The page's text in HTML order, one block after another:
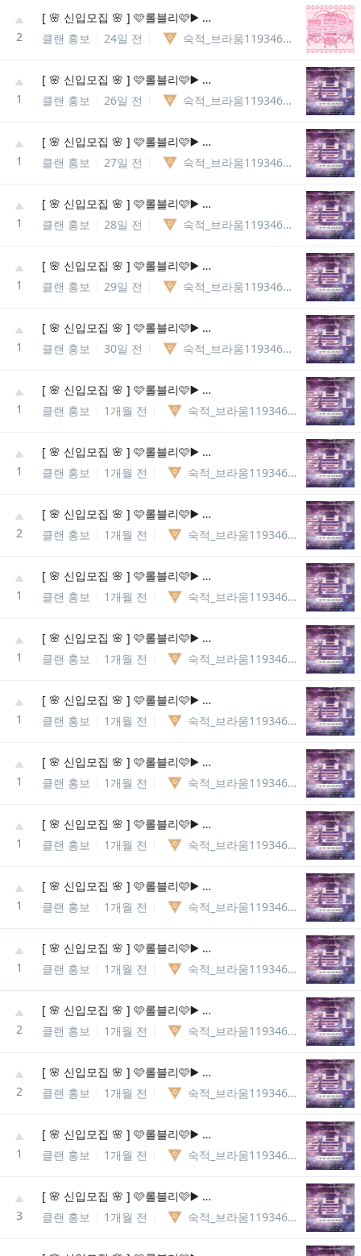
2
[ 🌸 신입모집 🌸 ] 🩷롤블리🩷▶️ 롤메인성인종합게임방◀️ 🌸 다양한 동아리 개설 🌸
클랜 홍보
24일 전 숙적_브라움11934609425910
1
[ 🌸 신입모집 🌸 ] 🩷롤블리🩷▶️ 롤메인성인종합게임방◀️ 🌸 다양한 동아리 개설 🌸
클랜 홍보
26일 전 숙적_브라움11934609425910
1
[ 🌸 신입모집 🌸 ] 🩷롤블리🩷▶️ 롤메인성인종합게임방◀️ 🌸 다양한 동아리 개설 🌸
클랜 홍보
27일 전 숙적_브라움11934609425910
1
[ 🌸 신입모집 🌸 ] 🩷롤블리🩷▶️ 롤메인성인종합게임방◀️ 🌸 다양한 동아리 개설 🌸
클랜 홍보
28일 전 숙적_브라움11934609425910
1
[ 🌸 신입모집 🌸 ] 🩷롤블리🩷▶️ 롤메인성인종합게임방◀️ 🌸 다양한 동아리 개설 🌸
클랜 홍보
29일 전 숙적_브라움11934609425910
1
[ 🌸 신입모집 🌸 ] 🩷롤블리🩷▶️ 롤메인성인종합게임방◀️ 🌸 다양한 동아리 개설 🌸
클랜 홍보
30일 전 숙적_브라움11934609425910
1
[ 🌸 신입모집 🌸 ] 🩷롤블리🩷▶️ 롤메인성인종합게임방◀️ 🌸 다양한 동아리 개설 🌸
클랜 홍보
1개월 전 숙적_브라움11934609425910
1
[ 🌸 신입모집 🌸 ] 🩷롤블리🩷▶️ 롤메인성인종합게임방◀️ 🌸 다양한 동아리 개설 🌸
클랜 홍보
1개월 전 숙적_브라움11934609425910
2
[ 🌸 신입모집 🌸 ] 🩷롤블리🩷▶️ 롤메인성인종합게임방◀️ 🌸 다양한 동아리 개설 🌸
클랜 홍보
1개월 전 숙적_브라움11934609425910
1
[ 🌸 신입모집 🌸 ] 🩷롤블리🩷▶️ 롤메인성인종합게임방◀️ 🌸 다양한 동아리 개설 🌸
클랜 홍보
1개월 전 숙적_브라움11934609425910
1
[ 🌸 신입모집 🌸 ] 🩷롤블리🩷▶️ 롤메인성인종합게임방◀️ 🌸 다양한 동아리 개설 🌸
클랜 홍보
1개월 전 숙적_브라움11934609425910
1
[ 🌸 신입모집 🌸 ] 🩷롤블리🩷▶️ 롤메인성인종합게임방◀️ 🌸 다양한 동아리 개설 🌸
클랜 홍보
1개월 전 숙적_브라움11934609425910
1
[ 🌸 신입모집 🌸 ] 🩷롤블리🩷▶️ 롤메인성인종합게임방◀️ 🌸 다양한 동아리 개설 🌸
클랜 홍보
1개월 전 숙적_브라움11934609425910
1
[ 🌸 신입모집 🌸 ] 🩷롤블리🩷▶️ 롤메인성인종합게임방◀️ 🌸 다양한 동아리 개설 🌸
클랜 홍보
1개월 전 숙적_브라움11934609425910
1
[ 🌸 신입모집 🌸 ] 🩷롤블리🩷▶️ 롤메인성인종합게임방◀️ 🌸 다양한 동아리 개설 🌸
클랜 홍보
1개월 전 숙적_브라움11934609425910
1
[ 🌸 신입모집 🌸 ] 🩷롤블리🩷▶️ 롤메인성인종합게임방◀️ 🌸 다양한 동아리 개설 🌸
클랜 홍보
1개월 전 숙적_브라움11934609425910
2
[ 🌸 신입모집 🌸 ] 🩷롤블리🩷▶️ 롤메인성인종합게임방◀️ 🌸 다양한 동아리 개설 🌸
클랜 홍보
1개월 전 숙적_브라움11934609425910
2
[ 🌸 신입모집 🌸 ] 🩷롤블리🩷▶️ 롤메인성인종합게임방◀️ 🌸 다양한 동아리 개설 🌸
클랜 홍보
1개월 전 숙적_브라움11934609425910
1
[ 🌸 신입모집 🌸 ] 🩷롤블리🩷▶️ 롤메인성인종합게임방◀️ 🌸 매일 내전 다양한 동아리 개설 🌸
클랜 홍보
1개월 전 숙적_브라움11934609425910
3
[ 🌸 신입모집 🌸 ] 🩷롤블리🩷▶️ 롤메인성인종합게임방◀️ 🌸 매일 내전 다양한 동아리 개설 🌸
클랜 홍보
1개월 전 숙적_브라움11934609425910